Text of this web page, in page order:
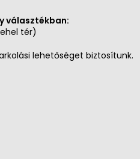
választékban:
tér)
lehetőséget biztosítunk.